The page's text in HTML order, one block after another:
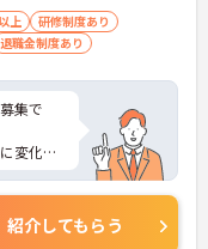
上
研修制度あり
退職金制度あり
集で
変化が
さらに
くださ
紹介してもらう